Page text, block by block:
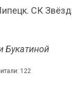
СК
Букатиной
122